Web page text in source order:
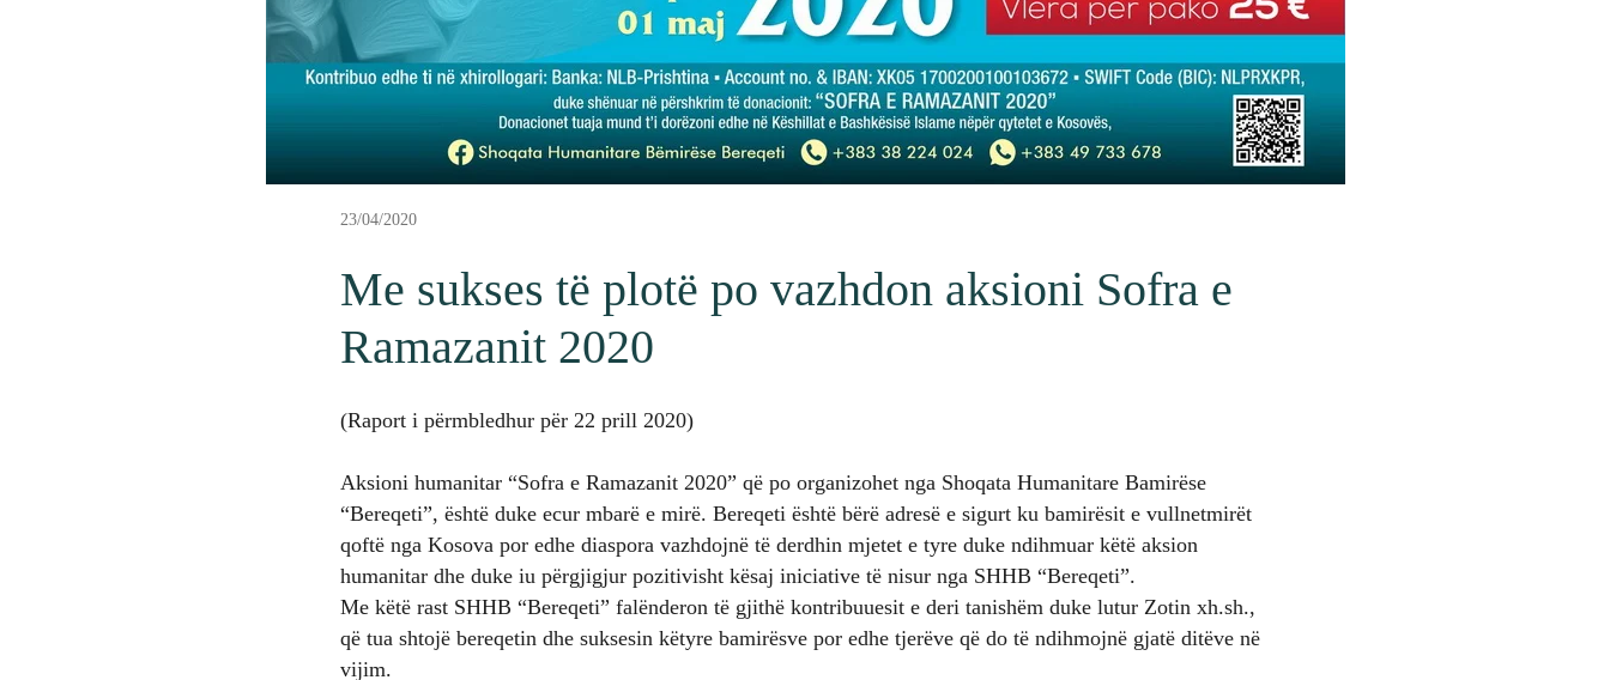
23/04/2020
Me sukses të plotë po vazhdon aksioni Sofra e
Ramazanit 2020
(Raport i përmbledhur për 22 prill 2020)
Aksioni humanitar “Sofra e Ramazanit 2020” që po organizohet nga Shoqata Humanitare Bamirëse
“Bereqeti”, është duke ecur mbarë e mirë. Bereqeti është bërë adresë e sigurt ku bamirësit e vullnetmirët
qoftë nga Kosova por edhe diaspora vazhdojnë të derdhin mjetet e tyre duke ndihmuar këtë aksion
humanitar dhe duke iu përgjigjur pozitivisht kësaj iniciative të nisur nga SHHB “Bereqeti”.
Me këtë rast SHHB “Bereqeti” falënderon të gjithë kontribuuesit e deri tanishëm duke lutur Zotin xh.sh.,
që tua shtojë bereqetin dhe suksesin këtyre bamirësve por edhe tjerëve që do të ndihmojnë gjatë ditëve në
vijim.